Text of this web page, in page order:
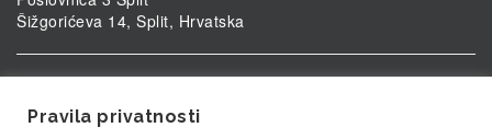
Šižgorićeva 14, Split, Hrvatska
Ulica kardinala Alojzija Stepinca 5, Vukovar, Hrvatska
Pravila privatnosti